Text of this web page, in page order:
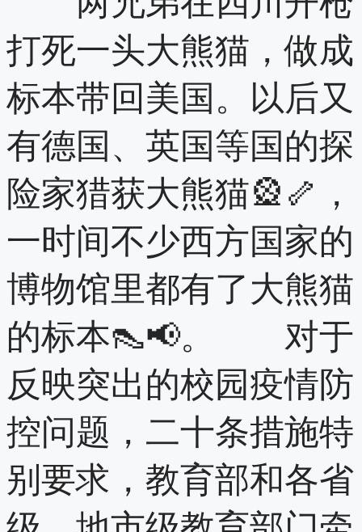
打死一头大熊猫，做成
标本带回美国。以后又
有德国、英国等国的探
险家猎获大熊猫🎡🦴，
一时间不少西方国家的
博物馆里都有了大熊猫
的标本👠📢。 对于
反映突出的校园疫情防
控问题，二十条措施特
别要求，教育部和各省